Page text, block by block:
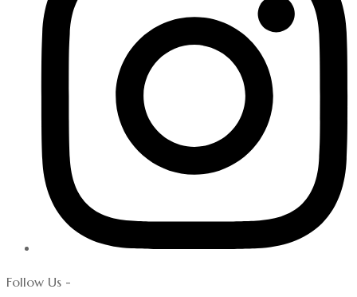
Follow Us -